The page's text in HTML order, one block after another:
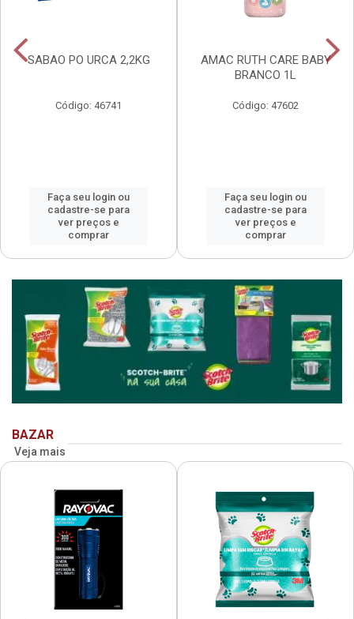
SABAO PO URCA 2,2KG
Código: 46741
Faça seu login ou
cadastre-se para
ver preços e
comprar
AMAC RUTH CARE BABY
BRANCO 1L
Código: 47602
Faça seu login ou
cadastre-se para
ver preços e
comprar
BAZAR
Veja mais